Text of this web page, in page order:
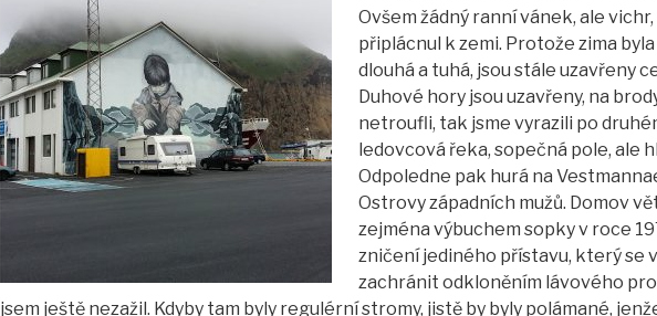
Ovšem žádný ranní vánek, ale
připlácnul k zemi. Protože zima
dlouhá a tuhá, jsou stále uzavřeny
Duhové hory jsou uzavřeny, na
netroufli, tak jsme vyrazili po
ledovcová řeka, sopečná pole, ale
Odpoledne pak hurá na
Ostrovy západních mužů. Domov
zejména výbuchem sopky v roce
zničení jediného přístavu, který se
zachránit odkloněním lávového
jsem ještě nezažil. Kdyby tam byly regulérní stromy, jistě by byly polámané,